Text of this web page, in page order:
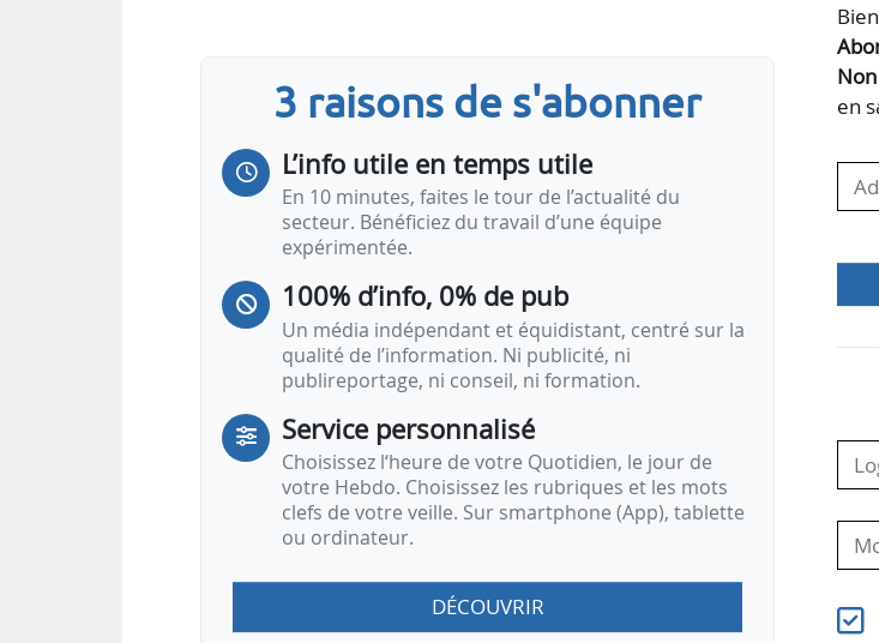
• Un concept de grand pétrolier Dual Fuel doté d’un réservoir de
collaboration avec Deltamarin et équipé du sytème Mark III de GTT
• Un concept de réservoir de GNL…
3 raisons de s'abonner
L’info utile en temps utile
En 10 minutes, faites le tour de l’actualité du
secteur. Bénéficiez du travail d’une équipe
expérimentée.
100% d’info, 0% de pub
Un média indépendant et équidistant, centré sur la
qualité de l’information. Ni publicité, ni
publireportage, ni conseil, ni formation.
Service personnalisé
Choisissez l‘heure de votre Quotidien, le jour de
votre Hebdo. Choisissez les rubriques et les mots
clefs de votre veille. Sur smartphone (App), tablette
ou ordinateur.
DÉCOUVRIR
en